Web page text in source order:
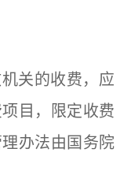
关的收费，应
目，限定收费
办法由国务院